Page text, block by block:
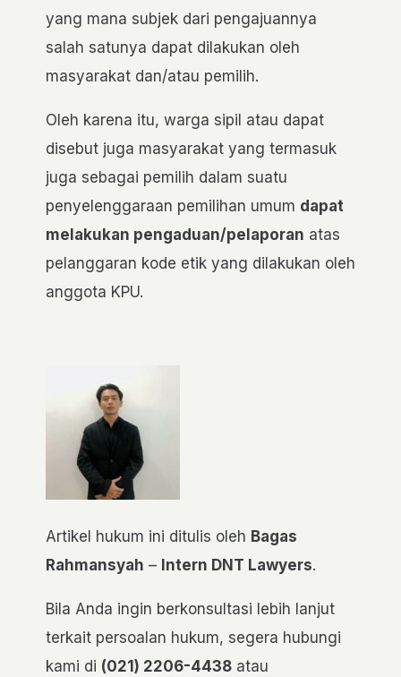
yang mana subjek dari pengajuannya
salah satunya dapat dilakukan oleh
masyarakat dan/atau pemilih.
Oleh karena itu, warga sipil atau dapat
disebut juga masyarakat yang termasuk
juga sebagai pemilih dalam suatu
penyelenggaraan pemilihan umum dapat
melakukan pengaduan/pelaporan atas
pelanggaran kode etik yang dilakukan oleh
anggota KPU.
Artikel hukum ini ditulis oleh Bagas
Rahmansyah – Intern DNT Lawyers.
Bila Anda ingin berkonsultasi lebih lanjut
terkait persoalan hukum, segera hubungi
kami di (021) 2206-4438 atau